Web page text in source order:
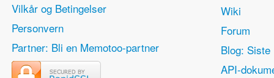
Vilkår og Betingelser
Personvern
Partner: Bli en Memotoo-partner
Wiki
Forum
Blog: Siste
API-